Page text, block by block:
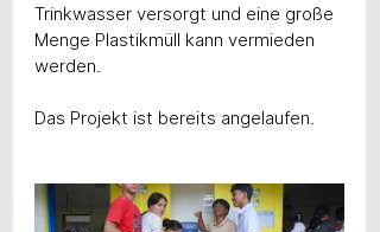
Trinkwasser versorgt und eine große
Menge Plastikmüll kann vermieden
werden.
Das Projekt ist bereits angelaufen.